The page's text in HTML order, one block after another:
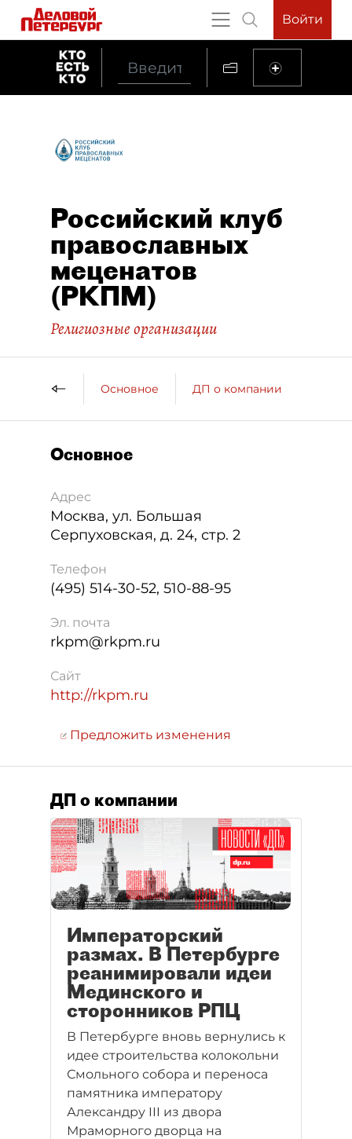
Войти
Российский клуб
православных
меценатов
(РКПМ)
Религиозные организации
Основное ДП о компании
Основное
Адрес
Москва, ул. Большая
Серпуховская, д. 24, стр. 2
Телефон
(495) 514-30-52, 510-88-95
Эл. почта
rkpm@rkpm.ru
Сайт
http://rkpm.ru
Предложить изменения
ДП о компании
Императорский
размах. В Петербурге
реанимировали идеи
Мединского и
сторонников РПЦ
В Петербурге вновь вернулись к
идее строительства колокольни
Смольного собора и переноса
памятника императору
Александру III из двора
Мраморного дворца на